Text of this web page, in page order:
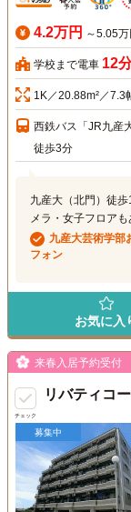
4.2万円 ～5.05万
学校まで電車 12
1K／20.88m²／7.3
西鉄バス「JR九産
徒歩3分
九産大（北門）徒
メラ・女子フロア
九産大芸術学部
フォン
お気に入
チェック
来春入居予約受付
リバティコ
募集中